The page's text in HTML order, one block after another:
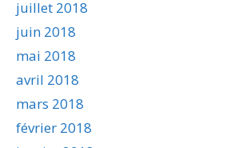
juillet 2018
juin 2018
mai 2018
avril 2018
mars 2018
février 2018